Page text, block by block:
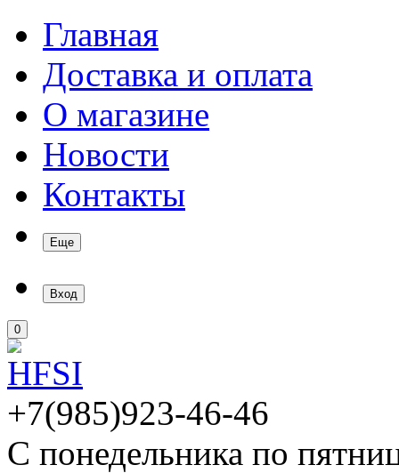
Главная
Доставка и оплата
О магазине
Новости
Контакты
Еще
Вход
0
+7(985)923-46-46
С понедельника по